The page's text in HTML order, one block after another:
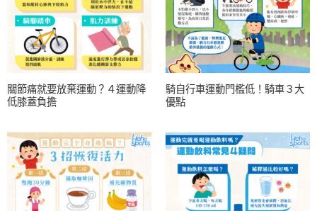
關節痛就要放棄運動？４運動降
低膝蓋負擔
騎自行車運動門檻低！騎車３大
優點